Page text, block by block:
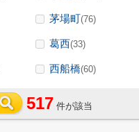
茅場町(76)
葛西(33)
西船橋(60)
517 件が該当